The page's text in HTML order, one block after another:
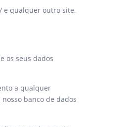
e qualquer outro site,
os seus dados
a qualquer
banco de dados